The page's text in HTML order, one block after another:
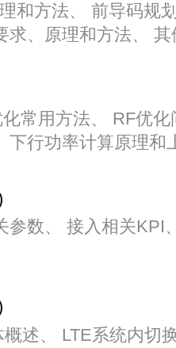
和方法、 前导码规
求、原理和方法、
常用方法、 RF优
下行功率计算原理和
参数、 接入相关KPI
述、 LTE系统内切